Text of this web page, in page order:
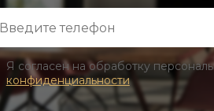
Я согласен на обработку
конфиденциальности